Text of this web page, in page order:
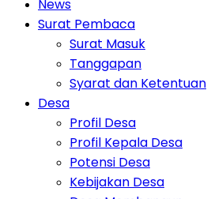
News
Surat Pembaca
Surat Masuk
Tanggapan
Syarat dan Ketentuan
Desa
Profil Desa
Profil Kepala Desa
Potensi Desa
Kebijakan Desa